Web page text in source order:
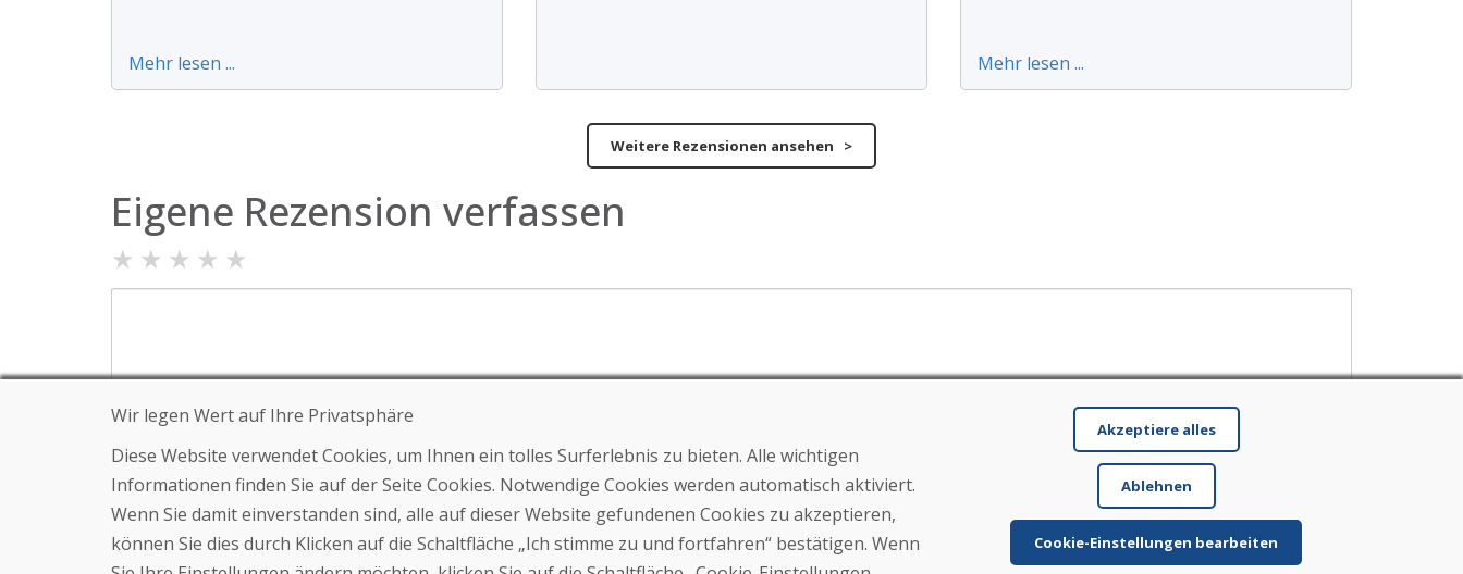
Mehr lesen ... Mehr lesen ...
Weitere Rezensionen ansehen >
Eigene Rezension verfassen
★ ★ ★ ★ ★
Vor- und Nachname E-Mail
Schicken
Wir legen Wert auf Ihre Privatsphäre
Diese Website verwendet Cookies, um Ihnen ein tolles Surferlebnis zu bieten. Alle wichtigen
Informationen finden Sie auf der Seite Cookies. Notwendige Cookies werden automatisch aktiviert.
Wenn Sie damit einverstanden sind, alle auf dieser Website gefundenen Cookies zu akzeptieren,
können Sie dies durch Klicken auf die Schaltfläche „Ich stimme zu und fortfahren“ bestätigen. Wenn
Akzeptiere alles
Ablehnen
Cookie-Einstellungen bearbeiten